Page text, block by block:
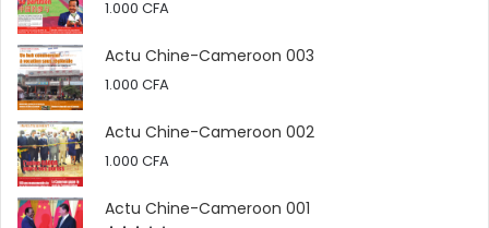
1.000 CFA
Actu Chine-Cameroon 003
1.000 CFA
Actu Chine-Cameroon 002
1.000 CFA
Actu Chine-Cameroon 001